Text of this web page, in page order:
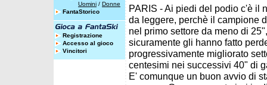
Uomini / Donne
FantaStorico
Registrazione
Accesso al gioco
Vincitori
PARIS - Ai piedi del podio c'è il
da leggere, perchè il campione
nel primo settore da meno di
sicuramente gli hanno fatto
progressivamente migliorato
centesimi nei successivi 40" di
E' comunque un buon avvio di